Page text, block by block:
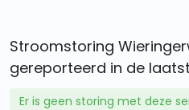
Stroomstoring
gereporteerd in de
Er is geen storing met deze